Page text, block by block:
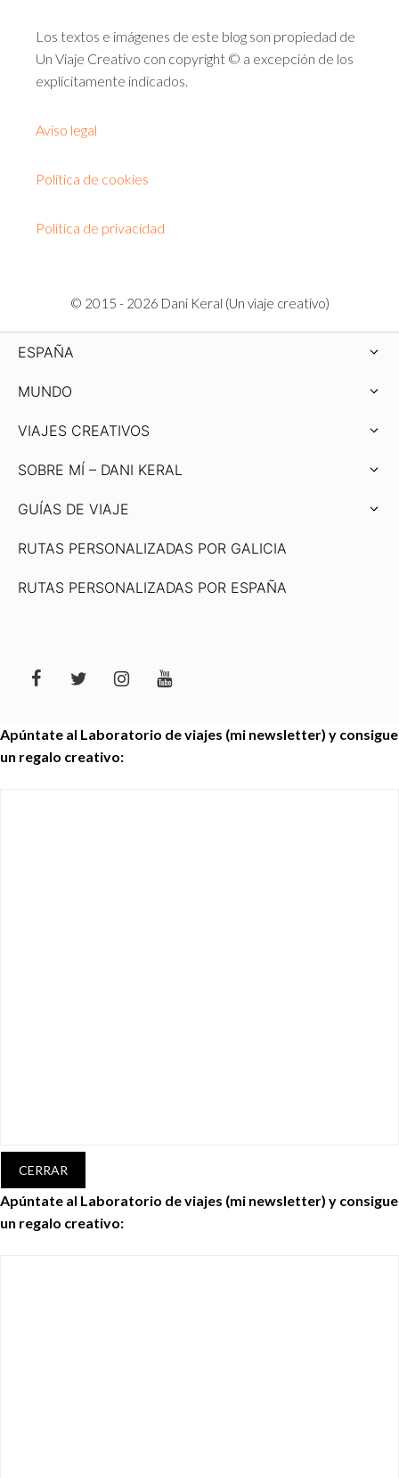
Los textos e imágenes de este blog son propiedad de
Un Viaje Creativo con copyright © a excepción de los
explícitamente indicados.
Aviso legal
Política de cookies
Política de privacidad
© 2015 - 2026 Dani Keral (Un viaje creativo)
ESPAÑA
MUNDO
VIAJES CREATIVOS
SOBRE MÍ – DANI KERAL
GUÍAS DE VIAJE
RUTAS PERSONALIZADAS POR GALICIA
RUTAS PERSONALIZADAS POR ESPAÑA
Apúntate al Laboratorio de viajes (mi newsletter) y consigue
un regalo creativo:
CERRAR
Apúntate al Laboratorio de viajes (mi newsletter) y consigue
un regalo creativo: